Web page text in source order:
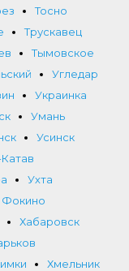
Тосно
Трускавец
Тымовское
Угледар
Украинка
Умань
Усинск
Ухта
Фокино
Хабаровск
Хмельник